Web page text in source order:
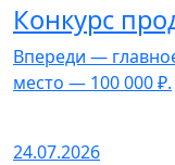
Конкурс
Впереди —
место — 100 000 ₽.
24.07.2026